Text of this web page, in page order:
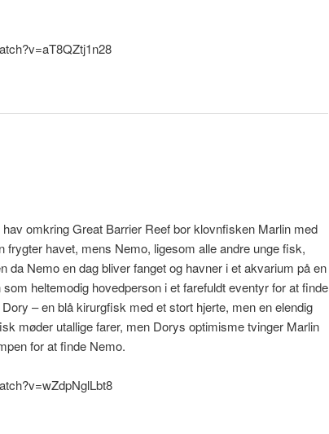
omkring Great Barrier Reef bor klovnfisken Marlin med
frygter havet, mens Nemo, ligesom alle andre unge fisk,
da Nemo en dag bliver fanget og havner i et akvarium på en
heltemodig hovedperson i et farefuldt eventyr for at finde
– en blå kirurgfisk med et stort hjerte, men en elendig
møder utallige farer, men Dorys optimisme tvinger Marlin
for at finde Nemo.